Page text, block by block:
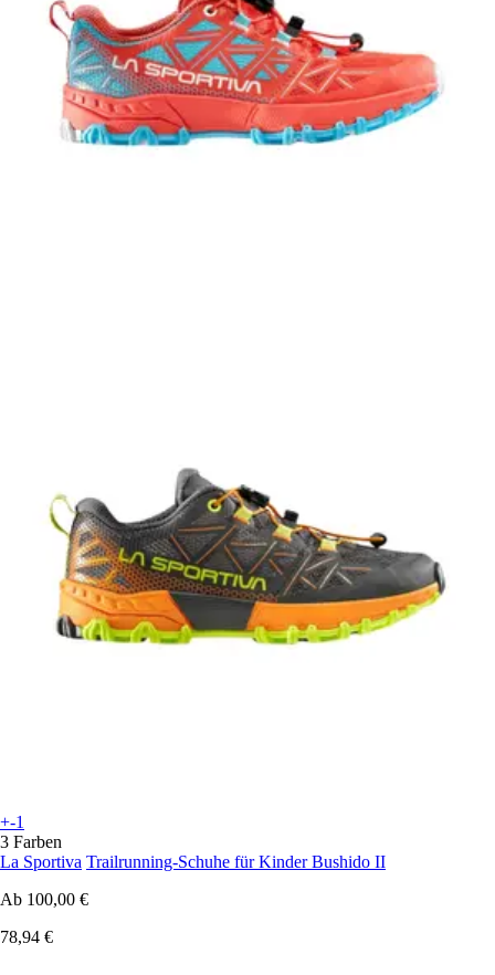
+-1
3 Farben
La Sportiva Trailrunning-Schuhe für Kinder Bushido II
Ab 100,00 €
78,94 €